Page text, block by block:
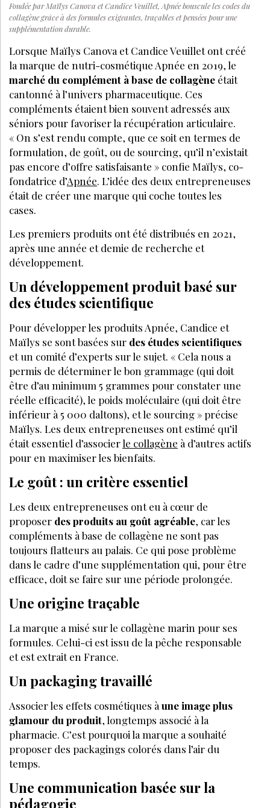
Fondée par Maïlys Canova et Candice Veuillet, Apnée bouscule les codes du
collagène grâce à des formules exigeantes, traçables et pensées pour une
supplémentation durable.
Lorsque Maïlys Canova et Candice Veuillet ont créé
la marque de nutri-cosmétique Apnée en 2019, le
marché du complément à base de collagène était
cantonné à l’univers pharmaceutique. Ces
compléments étaient bien souvent adressés aux
séniors pour favoriser la récupération articulaire.
« On s’est rendu compte, que ce soit en termes de
formulation, de goût, ou de sourcing, qu’il n’existait
pas encore d’offre satisfaisante » confie Maïlys, co-
fondatrice d’Apnée. L’idée des deux entrepreneuses
était de créer une marque qui coche toutes les
cases.
Les premiers produits ont été distribués en 2021,
après une année et demie de recherche et
développement.
Un développement produit basé sur
des études scientifique
Pour développer les produits Apnée, Candice et
Maïlys se sont basées sur des études scientifiques
et un comité d’experts sur le sujet. « Cela nous a
permis de déterminer le bon grammage (qui doit
être d’au minimum 5 grammes pour constater une
réelle efficacité), le poids moléculaire (qui doit être
inférieur à 5 000 daltons), et le sourcing » précise
Maïlys. Les deux entrepreneuses ont estimé qu’il
était essentiel d’associerle collagène à d’autres actifs
pour en maximiser les bienfaits.
Le goût : un critère essentiel
Les deux entrepreneuses ont eu à cœur de
proposer des produits au goût agréable, car les
compléments à base de collagène ne sont pas
toujours flatteurs au palais. Ce qui pose problème
dans le cadre d’une supplémentation qui, pour être
efficace, doit se faire sur une période prolongée.
Une origine traçable
La marque a misé sur le collagène marin pour ses
formules. Celui-ci est issu de la pêche responsable
et est extrait en France.
Un packaging travaillé
Associer les effets cosmétiques à une image plus
glamour du produit, longtemps associé à la
pharmacie. C’est pourquoi la marque a souhaité
proposer des packagings colorés dans l’air du
temps.
Une communication basée sur la
pédagogie